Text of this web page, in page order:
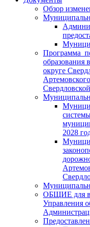
Обзор
Программа
образования
округе
2028
ОБЩИЕ для
Управления